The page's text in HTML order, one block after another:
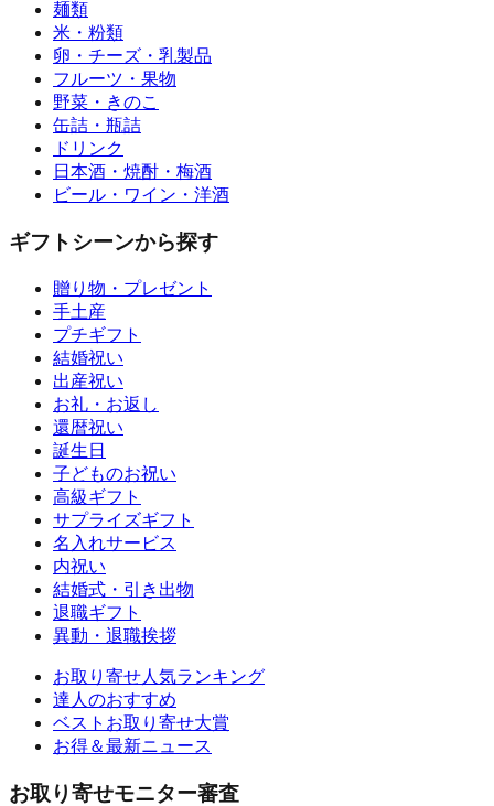
麺類
米・粉類
卵・チーズ・乳製品
フルーツ・果物
野菜・きのこ
缶詰・瓶詰
ドリンク
日本酒・焼酎・梅酒
ビール・ワイン・洋酒
ギフトシーンから探す
贈り物・プレゼント
手土産
プチギフト
結婚祝い
出産祝い
お礼・お返し
還暦祝い
誕生日
子どものお祝い
高級ギフト
サプライズギフト
名入れサービス
内祝い
結婚式・引き出物
退職ギフト
異動・退職挨拶
お取り寄せ人気ランキング
達人のおすすめ
ベストお取り寄せ大賞
お得＆最新ニュース
お取り寄せモニター審査